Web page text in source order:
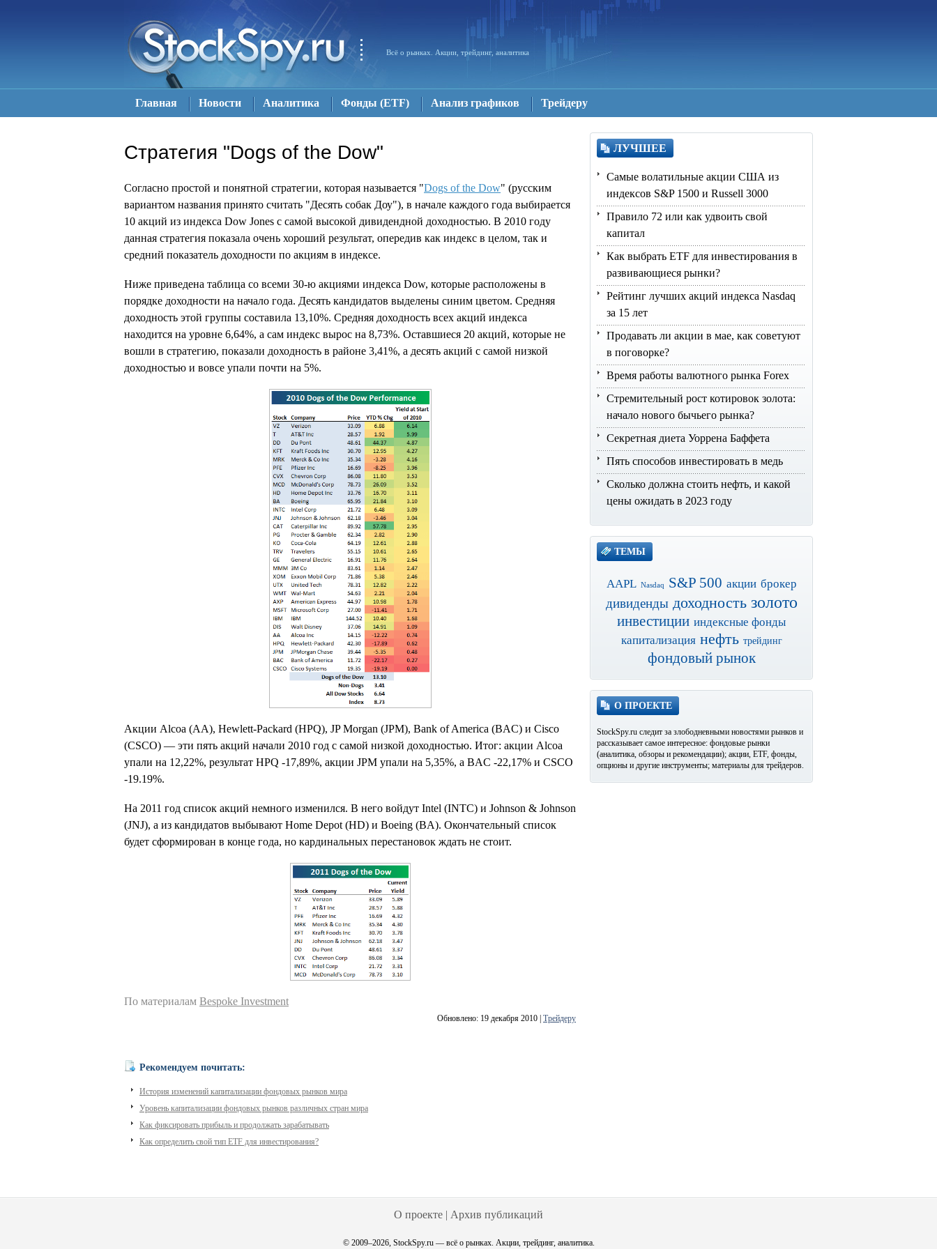
Всё о рынках. Акции, трейдинг, аналитика
Главная Новости Аналитика Фонды (ETF) Aнализ графиков Трейдеру
Стратегия "Dogs of the Dow"
Согласно простой и понятной стратегии, которая называется "Dogs of the Dow" (русским
вариантом названия принято считать "Десять собак Доу"), в начале каждого года выбирается
10 акций из индекса Dow Jones с самой высокой дивидендной доходностью. В 2010 году
данная стратегия показала очень хороший результат, опередив как индекс в целом, так и
средний показатель доходности по акциям в индексе.
Ниже приведена таблица со всеми 30-ю акциями индекса Dow, которые расположены в
порядке доходности на начало года. Десять кандидатов выделены синим цветом. Средняя
доходность этой группы составила 13,10%. Средняя доходность всех акций индекса
находится на уровне 6,64%, а сам индекс вырос на 8,73%. Оставшиеся 20 акций, которые не
вошли в стратегию, показали доходность в районе 3,41%, а десять акций с самой низкой
доходностью и вовсе упали почти на 5%.
Акции Alcoa (AA), Hewlett-Packard (HPQ), JP Morgan (JPM), Bank of America (BAC) и Cisco
(CSCO) — эти пять акций начали 2010 год с самой низкой доходностью. Итог: акции Alcoa
упали на 12,22%, результат HPQ -17,89%, акции JPM упали на 5,35%, а BAC -22,17% и CSCO
-19.19%.
На 2011 год список акций немного изменился. В него войдут Intel (INTC) и Johnson & Johnson
(JNJ), а из кандидатов выбывают Home Depot (HD) и Boeing (BA). Окончательный список
будет сформирован в конце года, но кардинальных перестановок ждать не стоит.
По материалам Bespoke Investment
Обновлено: 19 декабря 2010 Трейдеру
Рекомендуем почитать:
История изменений капитализации фондовых рынков мира
Уровень капитализации фондовых рынков различных стран мира
Как фиксировать прибыль и продолжать зарабатывать
Как определить свой тип ETF для инвестирования?
ЛУЧШЕЕ
Самые волатильные акции США из
индексов S&P 1500 и Russell 3000
Правило 72 или как удвоить свой
капитал
Как выбрать ETF для инвестирования в
развивающиеся рынки?
Рейтинг лучших акций индекса Nasdaq
за 15 лет
Продавать ли акции в мае, как советуют
в поговорке?
Время работы валютного рынка Forex
Стремительный рост котировок золота:
начало нового бычьего рынка?
Секретная диета Уоррена Баффета
Пять способов инвестировать в медь
Сколько должна стоить нефть, и какой
цены ожидать в 2023 году
ТЕМЫ
AAPL Nasdaq S&P 500 акции брокер
дивиденды доходность золото
инвестиции индексные фонды
капитализация нефть трейдинг
фондовый рынок
О ПРОЕКТЕ
StockSpy.ru следит за злободневными новостями рынков и
рассказывает самое интересное: фондовые рынки
(аналитика, обзоры и рекомендации); акции, ETF, фонды,
опционы и другие инструменты; материалы для трейдеров.
О проекте | Архив публикаций
© 2009–2026, StockSpy.ru — всё о рынках. Акции, трейдинг, аналитика.